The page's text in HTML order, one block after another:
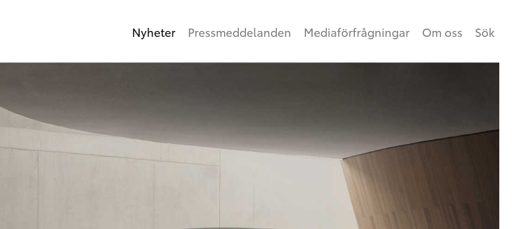
Nyheter Pressmeddelanden Mediaförfrågningar Om oss Sök